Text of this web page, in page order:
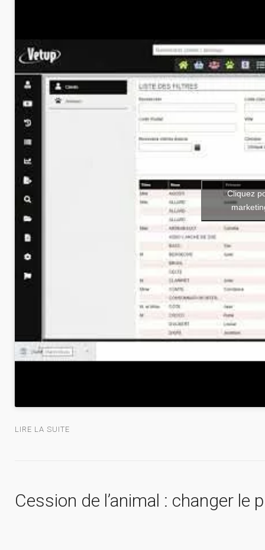
Cliquez
LIRE LA SUITE
Cession de l’animal : changer le